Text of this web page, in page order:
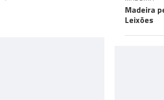
Madeira
Leixões